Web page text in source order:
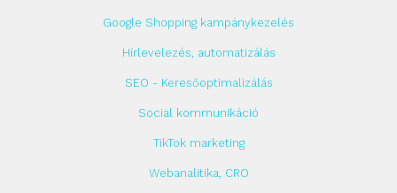
Google Shopping kampánykezelés
Hírlevelezés, automatizálás
SEO - Keresőoptimalizálás
Social kommunikáció
TikTok marketing
Webanalitika, CRO